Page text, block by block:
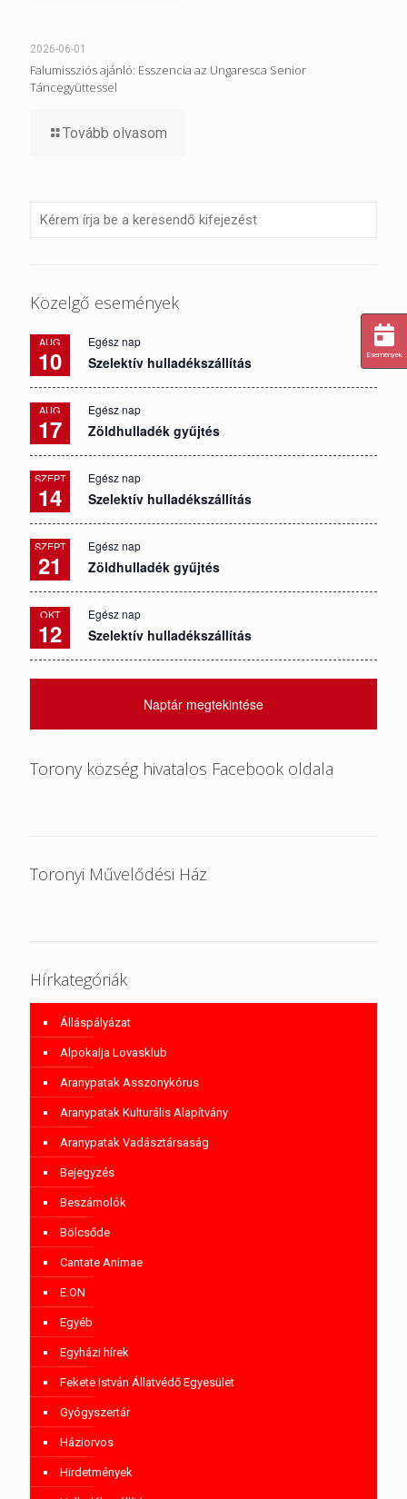
2026-06-01
Falumissziós ajánló: Esszencia az Ungaresca Senior
Táncegyüttessel
Tovább olvasom
Közelgő események
AUG
10
Egész nap
Szelektív hulladékszállítás
AUG
17
Egész nap
Zöldhulladék gyűjtés
SZEPT
14
Egész nap
Szelektív hulladékszállítás
SZEPT
21
Egész nap
Zöldhulladék gyűjtés
OKT
12
Egész nap
Szelektív hulladékszállítás
Naptár megtekintése
Torony község hivatalos Facebook oldala
Toronyi Művelődési Ház
Hírkategóriák
Álláspályázat
Alpokalja Lovasklub
Aranypatak Asszonykórus
Aranypatak Kulturális Alapítvány
Aranypatak Vadásztársaság
Bejegyzés
Beszámolók
Bölcsőde
Cantate Animae
E.ON
Egyéb
Egyházi hírek
Fekete István Állatvédő Egyesület
Gyógyszertár
Háziorvos
Hirdetmények
Események